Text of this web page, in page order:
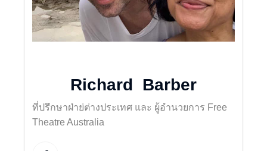
Richard Barber
ที่ปรึกษาฝ่าย่ต่างประเทศ และ ผู้อำนวยการ Free
Theatre Australia